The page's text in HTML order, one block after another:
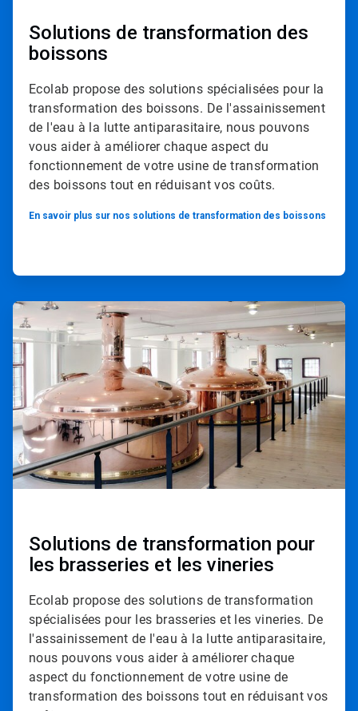
Solutions de transformation des
boissons
Ecolab propose des solutions spécialisées pour la
transformation des boissons.​​​​​​​ De l'assainissement
de l'eau à la lutte antiparasitaire, nous pouvons
vous aider à améliorer chaque aspect du
fonctionnement de votre usine de transformation
des boissons tout en réduisant vos coûts.
En savoir plus sur nos solutions de transformation des boissons
ArticleTile
de
2
Solutions de transformation pour
les brasseries et les vineries
Ecolab propose des solutions de transformation
spécialisées pour les brasseries et les vineries. De
l'assainissement de l'eau à la lutte antiparasitaire,
nous pouvons vous aider à améliorer chaque
aspect du fonctionnement de votre usine de
transformation des boissons tout en réduisant vos